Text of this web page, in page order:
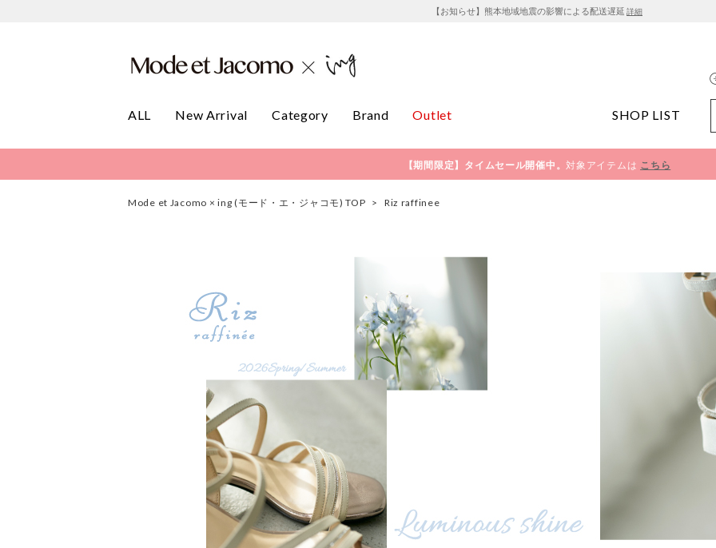
【お知らせ】熊本地域地震の影響による配送遅延 詳細
ALL New Arrival Category Brand Outlet SHOP LIST
【期間限定】タイムセール開催中。対象アイテムは こちら
Mode et Jacomo × ing (モード・エ・ジャコモ) TOP > Riz raffinee